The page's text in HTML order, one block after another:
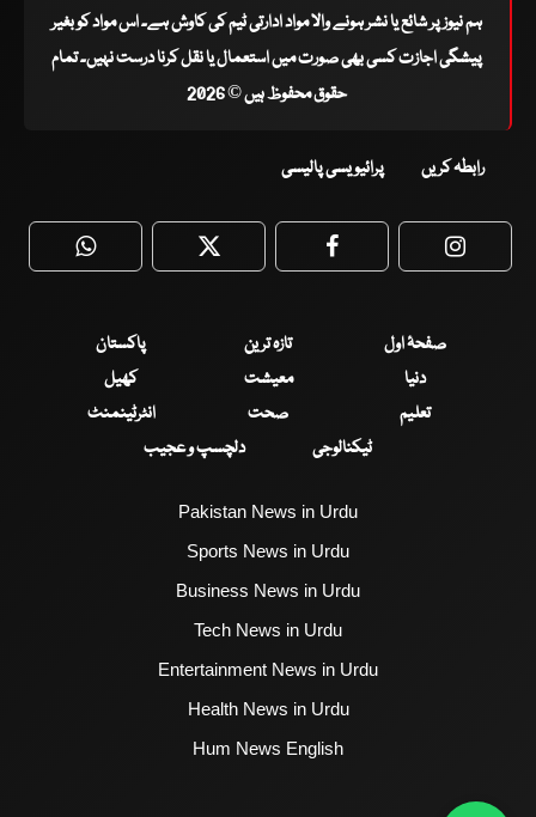
ہم نیوز پر شائع یا نشر ہونے والا مواد ادارتی ٹیم کی کاوش ہے۔ اس مواد کو بغیر
پیشگی اجازت کسی بھی صورت میں استعمال یا نقل کرنا درست نہیں۔ تمام
حقوق محفوظ ہیں © 2026
رابطہ کریں پرائیویسی پالیسی
WhatsApp Twitter Facebook
صفحۂ اول تازہ ترین
پاکستان
دنیا
معیشت
کھیل
تعلیم
صحت
انٹرٹینمنٹ
ٹیکنالوجی
دلچسپ و عجیب
Pakistan News in Urdu
Sports News in Urdu
Business News in Urdu
Tech News in Urdu
Entertainment News in Urdu
Health News in Urdu
Hum News English